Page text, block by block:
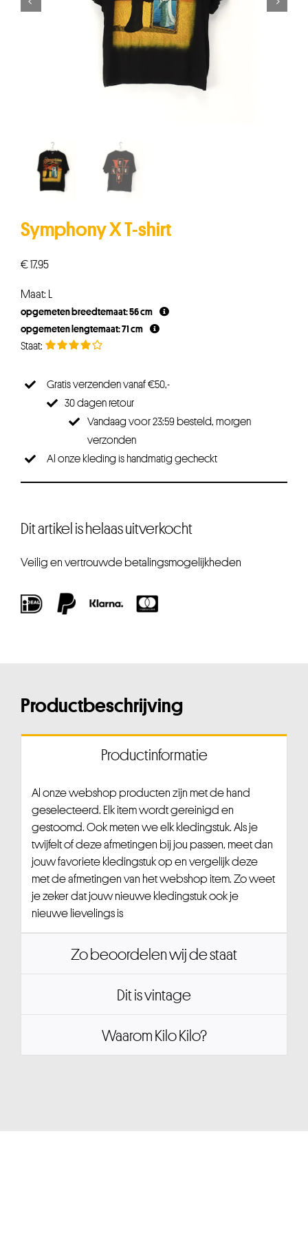
Symphony X T-shirt
€17,95
Maat: L
opgemeten breedtemaat: 56 cm
opgemeten lengtemaat: 71 cm
Gratis verzenden vanaf €50,-
30 dagen retour
Vandaag voor 23:59 besteld, morgen
verzonden
Al onze kleding is handmatig gecheckt
Dit artikel is helaas uitverkocht
Veilig en vertrouwde betalingsmogelijkheden
Productbeschrijving
Productinformatie
Al onze webshop producten zijn met de hand
geselecteerd. Elk item wordt gereinigd en
gestoomd. Ook meten we elk kledingstuk. Als je
twijfelt of deze afmetingen bij jou passen, meet dan
jouw favoriete kledingstuk op en vergelijk deze
met de afmetingen van het webshop item. Zo weet
je zeker dat jouw nieuwe kledingstuk ook je
nieuwe lievelings is
Zo beoordelen wij de staat
Dit is vintage
Waarom Kilo Kilo?